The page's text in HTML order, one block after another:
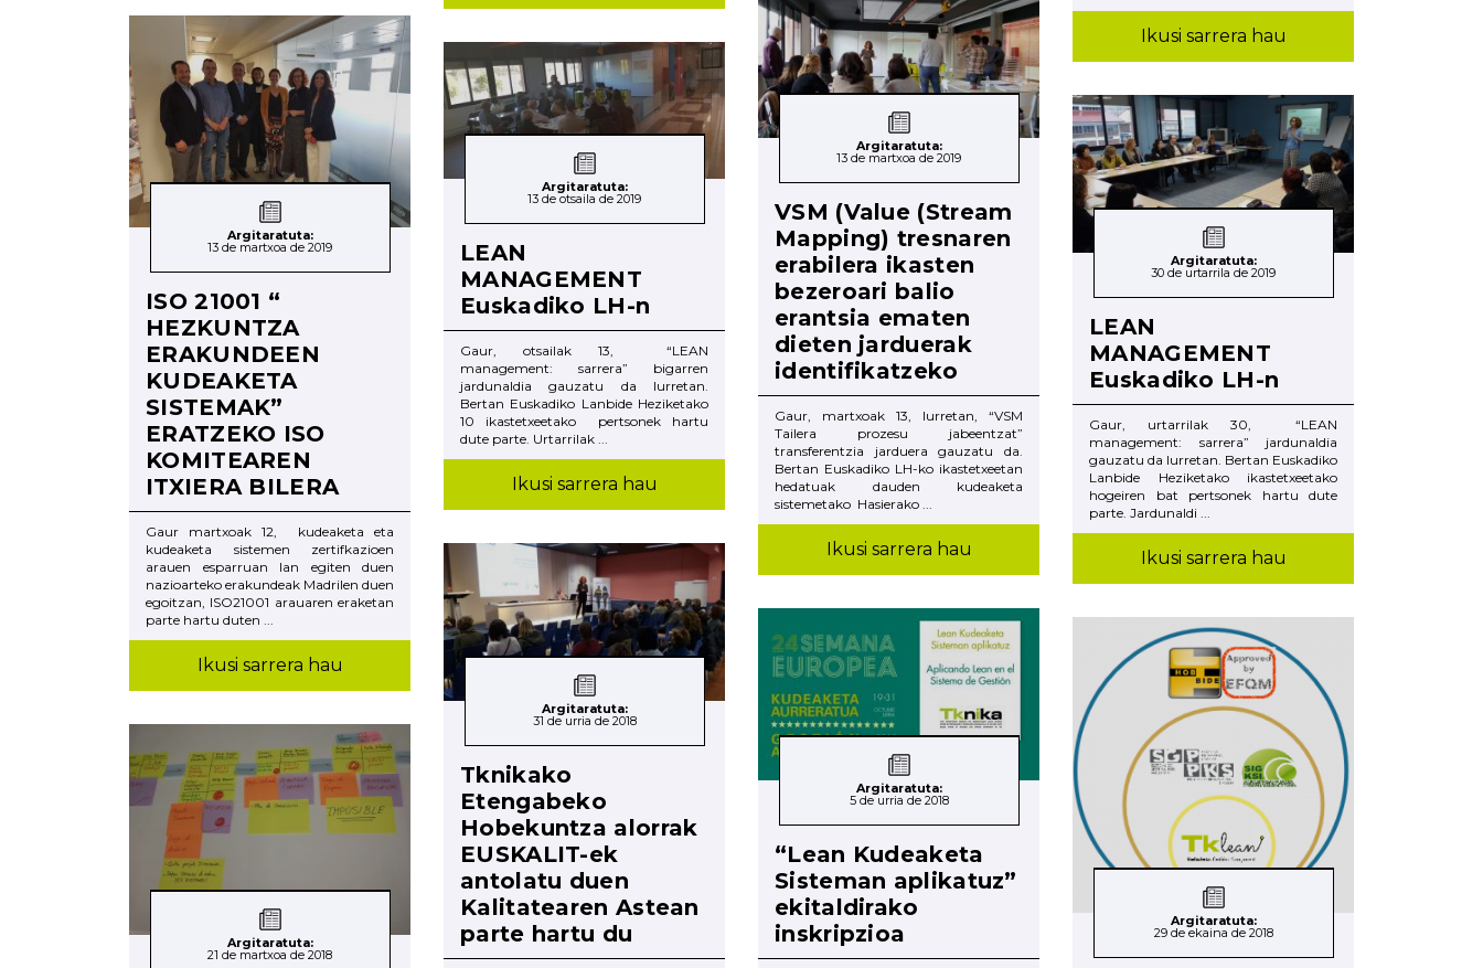
Ikusi sarrera hau
Argitaratuta:
13 de martxoa de 2019
VSM (Value (Stream
Mapping) tresnaren
erabilera ikasten
bezeroari balio
erantsia ematen
dieten jarduerak
identifikatzeko
Gaur, martxoak 13, Iurretan, “VSM
Tailera prozesu jabeentzat”
transferentzia jarduera gauzatu da.
Bertan Euskadiko LH-ko ikastetxeetan
hedatuak dauden kudeaketa
sistemetako Hasierako ...
Ikusi sarrera hau
Argitaratuta:
13 de martxoa de 2019
ISO 21001 “
HEZKUNTZA
ERAKUNDEEN
KUDEAKETA
SISTEMAK”
ERATZEKO ISO
KOMITEAREN
ITXIERA BILERA
Gaur martxoak 12, kudeaketa eta
kudeaketa sistemen zertifkazioen
arauen esparruan lan egiten duen
nazioarteko erakundeak Madrilen duen
egoitzan, ISO21001 arauaren eraketan
parte hartu duten ...
Ikusi sarrera hau
Argitaratuta:
13 de otsaila de 2019
LEAN
MANAGEMENT
Euskadiko LH-n
Gaur, otsailak 13, “LEAN
management: sarrera” bigarren
jardunaldia gauzatu da Iurretan.
Bertan Euskadiko Lanbide Heziketako
10 ikastetxeetako pertsonek hartu
dute parte. Urtarrilak ...
Ikusi sarrera hau
Argitaratuta:
30 de urtarrila de 2019
LEAN
MANAGEMENT
Euskadiko LH-n
Gaur, urtarrilak 30, “LEAN
management: sarrera” jardunaldia
gauzatu da Iurretan. Bertan Euskadiko
Lanbide Heziketako ikastetxeetako
hogeiren bat pertsonek hartu dute
parte. Jardunaldi ...
Ikusi sarrera hau
Argitaratuta:
31 de urria de 2018
Tknikako
Etengabeko
Hobekuntza alorrak
EUSKALIT-ek
antolatu duen
Kalitatearen Astean
parte hartu du
Argitaratuta:
5 de urria de 2018
“Lean Kudeaketa
Sisteman aplikatuz”
ekitaldirako
inskripzioa
Argitaratuta:
29 de ekaina de 2018
Argitaratuta:
21 de martxoa de 2018